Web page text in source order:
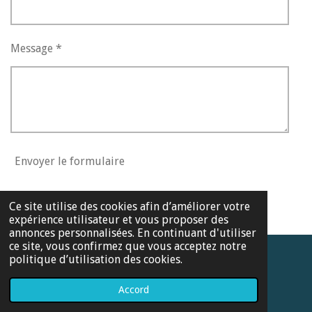
Ce site utilise des cookies afin d’améliorer votre
expérience utilisateur et vous proposer des
annonces personnalisées. En continuant d'utiliser
ce site, vous confirmez que vous acceptez notre
politique d’utilisation des cookies.
Accord
Message *
Envoyer le formulaire
© 2022 - 2026 A la croisée des savoirs
Propulsé par